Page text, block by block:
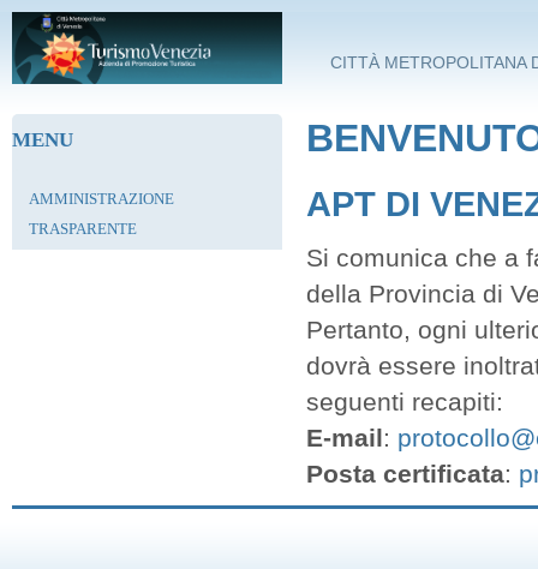
Salta al contenuto principale
CITTÀ METROPOLITANA
MENU
AMMINISTRAZIONE
TRASPARENTE
APT DI
Si comunica che a
della Provincia di
Pertanto, ogni
dovrà essere
seguenti recapiti:
E-mail:
Posta certificata: